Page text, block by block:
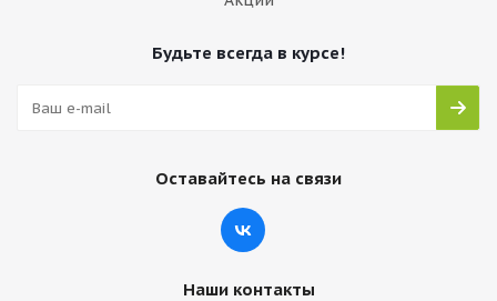
Будьте всегда в курсе!
Оставайтесь на связи
Наши контакты